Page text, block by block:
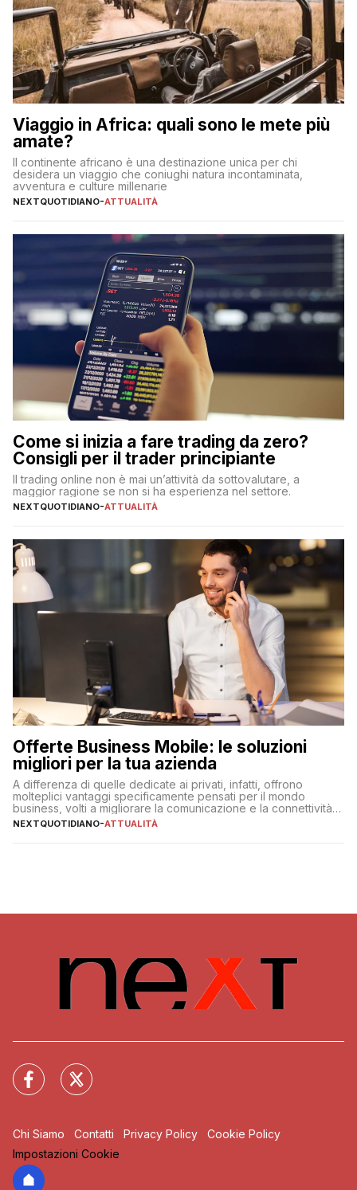
Viaggio in Africa: quali sono le mete più
amate?
Il continente africano è una destinazione unica per chi
desidera un viaggio che coniughi natura incontaminata,
avventura e culture millenarie
NEXTQUOTIDIANO-ATTUALITÀ
Come si inizia a fare trading da zero?
Consigli per il trader principiante
Il trading online non è mai un’attività da sottovalutare, a
maggior ragione se non si ha esperienza nel settore.
NEXTQUOTIDIANO-ATTUALITÀ
Offerte Business Mobile: le soluzioni
migliori per la tua azienda
A differenza di quelle dedicate ai privati, infatti, offrono
molteplici vantaggi specificamente pensati per il mondo
business, volti a migliorare la comunicazione e la connettività
degli utenti
NEXTQUOTIDIANO-ATTUALITÀ
Chi Siamo Contatti Privacy Policy
Cookie Policy
Impostazioni Cookie